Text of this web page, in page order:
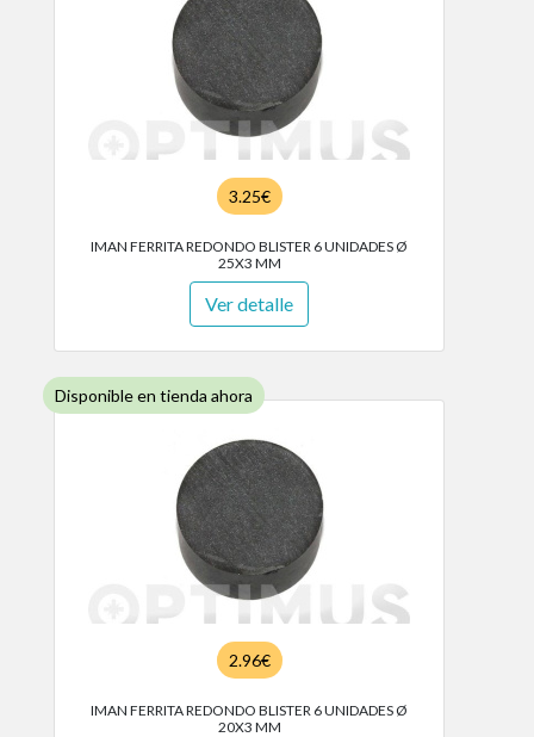
3.25€
IMAN FERRITA REDONDO BLISTER 6 UNIDADES Ø
25X3 MM
Ver detalle
Disponible en tienda ahora
2.96€
IMAN FERRITA REDONDO BLISTER 6 UNIDADES Ø
20X3 MM